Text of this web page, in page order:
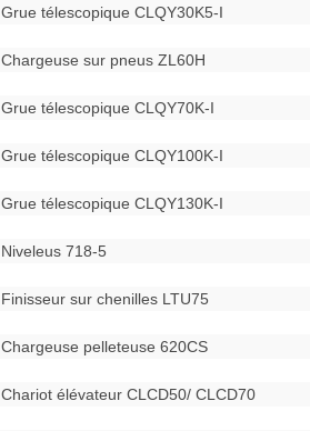
Grue télescopique CLQY30K5-I
Chargeuse sur pneus ZL60H
Grue télescopique CLQY70K-I
Grue télescopique CLQY100K-I
Grue télescopique CLQY130K-I
Niveleus 718-5
Finisseur sur chenilles LTU75
Chargeuse pelleteuse 620CS
Chariot élévateur CLCD50/ CLCD70